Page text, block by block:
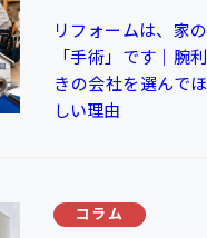
リフォームは、家の
「手術」です｜腕利
きの会社を選んでほ
しい理由
コラム